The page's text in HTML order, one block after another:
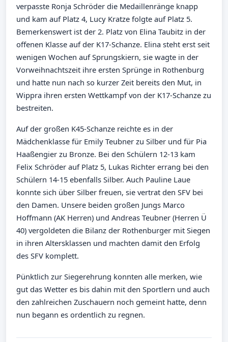
verpasste Ronja Schröder die Medaillenränge knapp
und kam auf Platz 4, Lucy Kratze folgte auf Platz 5.
Bemerkenswert ist der 2. Platz von Elina Taubitz in der
offenen Klasse auf der K17-Schanze. Elina steht erst seit
wenigen Wochen auf Sprungskiern, sie wagte in der
Vorweihnachtszeit ihre ersten Sprünge in Rothenburg
und hatte nun nach so kurzer Zeit bereits den Mut, in
Wippra ihren ersten Wettkampf von der K17-Schanze zu
bestreiten.
Auf der großen K45-Schanze reichte es in der
Mädchenklasse für Emily Teubner zu Silber und für Pia
Haaßengier zu Bronze. Bei den Schülern 12-13 kam
Felix Schröder auf Platz 5, Lukas Richter errang bei den
Schülern 14-15 ebenfalls Silber. Auch Pauline Laue
konnte sich über Silber freuen, sie vertrat den SFV bei
den Damen. Unsere beiden großen Jungs Marco
Hoffmann (AK Herren) und Andreas Teubner (Herren Ü
40) vergoldeten die Bilanz der Rothenburger mit Siegen
in ihren Altersklassen und machten damit den Erfolg
des SFV komplett.
Pünktlich zur Siegerehrung konnten alle merken, wie
gut das Wetter es bis dahin mit den Sportlern und auch
den zahlreichen Zuschauern noch gemeint hatte, denn
nun begann es ordentlich zu regnen.